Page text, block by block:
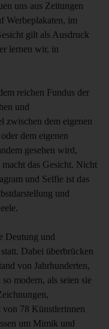
uns aus Zeitungen
Werbeplakaten, im
gilt als Ausdruck
lernen wir, in
reichen Fundus der
und
zwischen dem eigenen
dem eigenen
gesehen wird,
das Gesicht. Nicht
und Selfie ist das
und
Deutung und
Dabei überbrücken
von Jahrhunderten,
modern, als seien sie
78 Künstlerinnen
um Mimik und